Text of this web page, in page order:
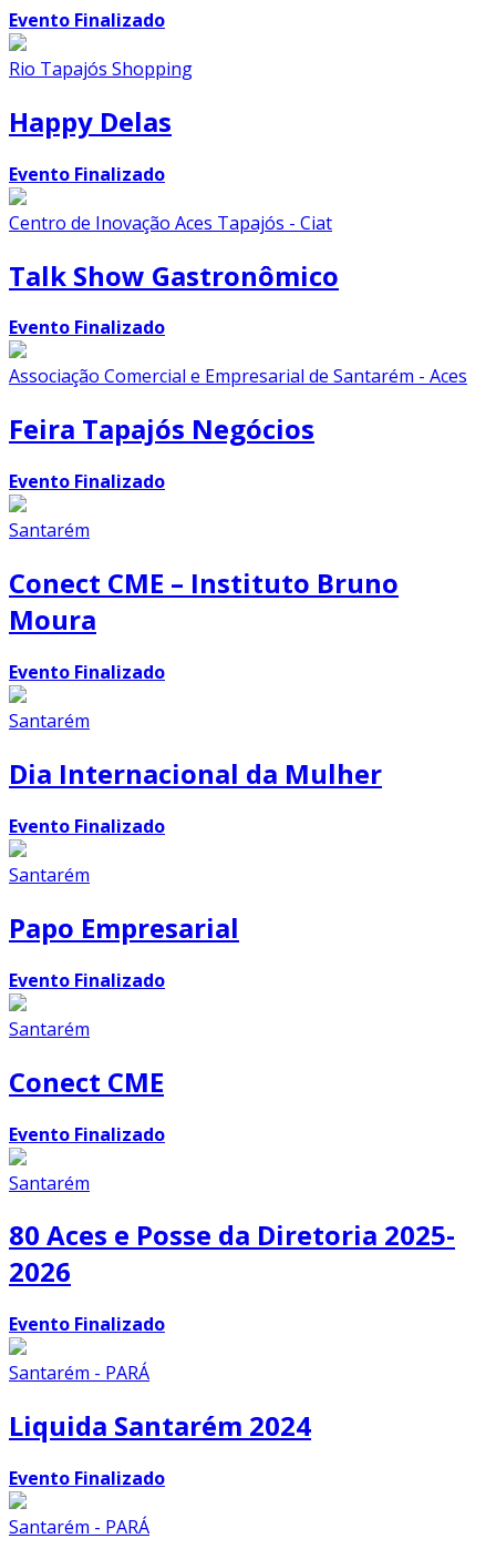
Evento Finalizado
Rio Tapajós Shopping
Happy Delas
Evento Finalizado
Centro de Inovação Aces Tapajós - Ciat
Talk Show Gastronômico
Evento Finalizado
Associação Comercial e Empresarial de Santarém - Aces
Feira Tapajós Negócios
Evento Finalizado
Santarém
Conect CME – Instituto Bruno
Moura
Evento Finalizado
Santarém
Dia Internacional da Mulher
Evento Finalizado
Santarém
Papo Empresarial
Evento Finalizado
Santarém
Conect CME
Evento Finalizado
Santarém
80 Aces e Posse da Diretoria 2025-
2026
Evento Finalizado
Santarém - PARÁ
Liquida Santarém 2024
Evento Finalizado
Santarém - PARÁ